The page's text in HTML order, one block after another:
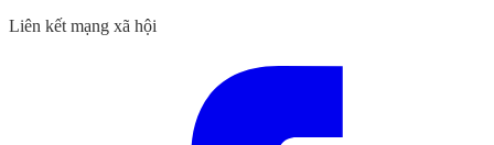
Liên kết mạng xã hội